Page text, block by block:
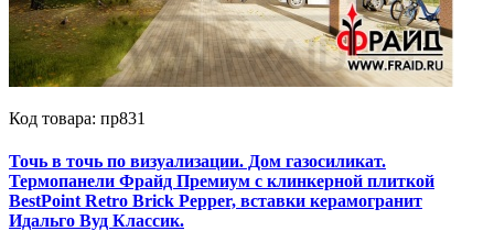
Код товара: пр831
Точь в точь по визуализации. Дом газосиликат.
Термопанели Фрайд Премиум с клинкерной плиткой
BestPoint Retro Brick Pepper, вставки керамогранит
Идальго Вуд Классик.